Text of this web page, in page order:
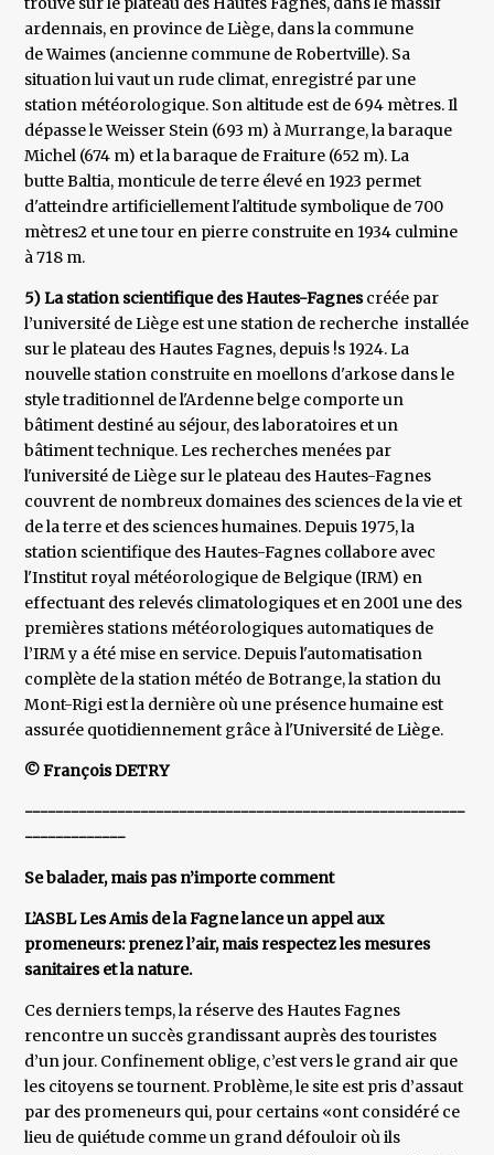
ardennais, en province de Liège, dans la commune
de Waimes (ancienne commune de Robertville). Sa
situation lui vaut un rude climat, enregistré par une
station météorologique. Son altitude est de 694 mètres. Il
dépasse le Weisser Stein (693 m) à Murrange, la baraque
Michel (674 m) et la baraque de Fraiture (652 m). La
butte Baltia, monticule de terre élevé en 1923 permet
d'atteindre artificiellement l'altitude symbolique de 700
mètres2 et une tour en pierre construite en 1934 culmine
à 718 m.
5) La station scientifique des Hautes-Fagnescréée par
l’université de Liège est une station de recherche installée
sur le plateau des Hautes Fagnes, depuis !s 1924. La
nouvelle station construite en moellons d'arkose dans le
style traditionnel de l'Ardenne belge comporte un
bâtiment destiné au séjour, des laboratoires et un
bâtiment technique. Les recherches menées par
l'université de Liège sur le plateau des Hautes-Fagnes
couvrent de nombreux domaines des sciences de la vie et
de la terre et des sciences humaines. Depuis 1975, la
station scientifique des Hautes-Fagnes collabore avec
l'Institut royal météorologique de Belgique (IRM) en
effectuant des relevés climatologiques et en 2001 une des
premières stations météorologiques automatiques de
l’IRM y a été mise en service. Depuis l'automatisation
complète de la station météo de Botrange, la station du
Mont-Rigi est la dernière où une présence humaine est
assurée quotidiennement grâce à l'Université de Liège.
© François DETRY
---------------------------------------------------------
-------------
Se balader, mais pas n’importe comment
L’ASBL Les Amis de la Fagne lance un appel aux
promeneurs: prenez l’air, mais respectez les mesures
sanitaires et la nature.
Ces derniers temps, la réserve des Hautes Fagnes
rencontre un succès grandissant auprès des touristes
d’un jour. Confinement oblige, c’est vers le grand air que
les citoyens se tournent. Problème, le site est pris d’assaut
par des promeneurs qui, pour certains «ont considéré ce
lieu de quiétude comme un grand défouloir où ils